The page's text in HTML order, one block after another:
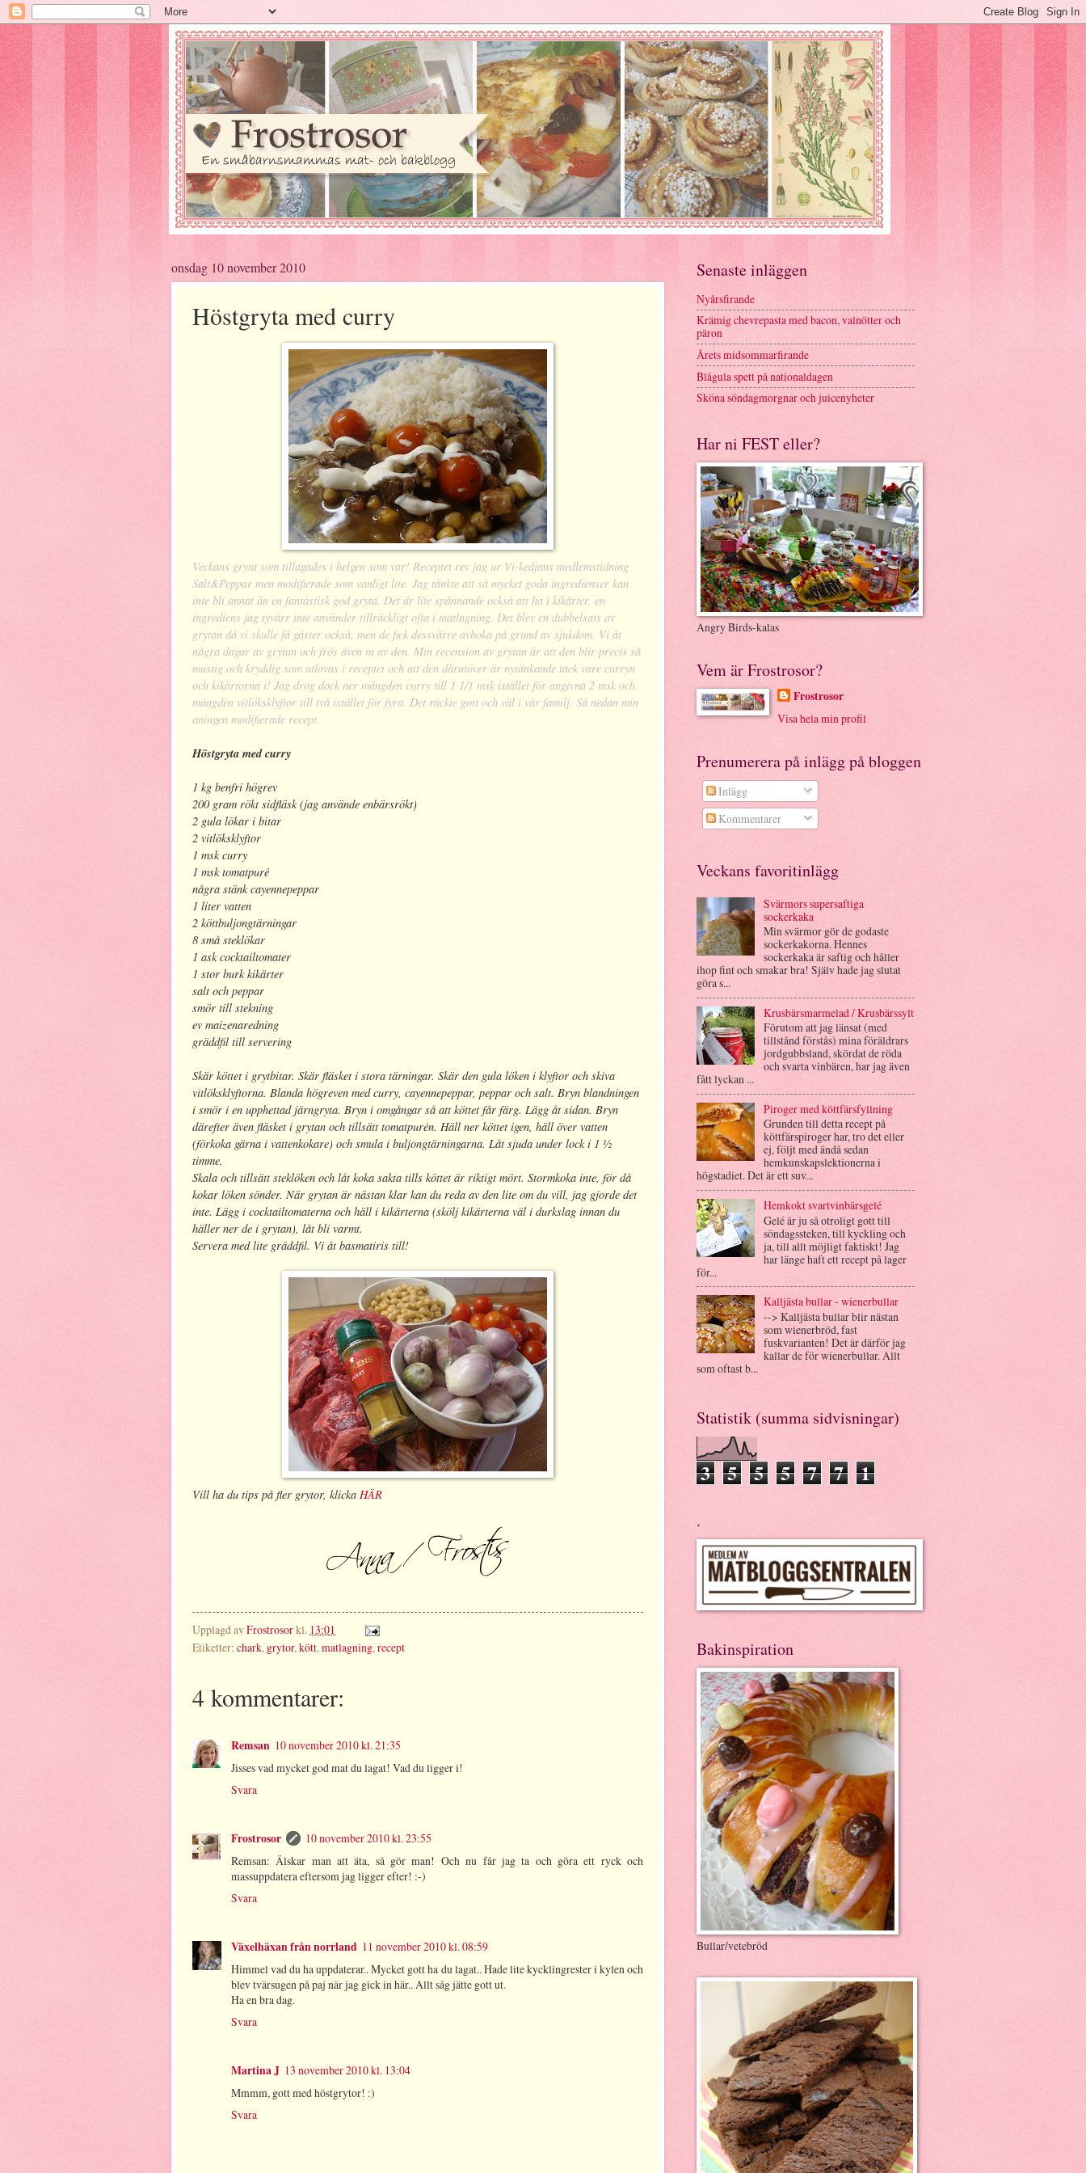
onsdag 10 november 2010
Höstgryta med curry
Veckans gryta som tillagades i helgen som var! Receptet rev jag ur Vi-kedjans medlemstidning
Salt&Peppar men modifierade som vanligt lite. Jag tänkte att så mycket goda ingredienser kan
inte bli annat än en fantastisk god gryta. Det är lite spännande också att ha i kikärter, en
ingrediens jag tyvärr inte använder tillräckligt ofta i matlagning. Det blev en dubbelsats av
grytan då vi skulle få gäster också, men de fick dessvärre avboka på grund av sjukdom. Vi åt
några dagar av grytan och frös även in av den. Min recension av grytan är att den blir precis så
mustig och kryddig som utlovas i receptet och att den därutöver är nytänkande tack vare curryn
och kikärtorna i! Jag drog dock ner mängden curry till 1 1/1 msk istället för angivna 2 msk och
mängden vitlöksklyftor till två istället för fyra. Det räckte gott och väl i vår familj. Så nedan min
aningen modifierade recept.
Höstgryta med curry
1 kg benfri högrev
200 gram rökt sidfläsk (jag använde enbärsrökt)
2 gula lökar i bitar
2 vitlöksklyftor
1 msk curry
1 msk tomatpuré
några stänk cayennepeppar
1 liter vatten
2 köttbuljongtärningar
8 små steklökar
1 ask cocktailtomater
1 stor burk kikärter
salt och peppar
smör till stekning
ev maizenaredning
gräddfil till servering
Skär köttet i grytbitar. Skär fläsket i stora tärningar. Skär den gula löken i klyftor och skiva
vitlöksklyftorna. Blanda högreven med curry, cayennepeppar, peppar och salt. Bryn blandningen
i smör i en upphettad järngryta. Bryn i omgångar så att köttet får färg. Lägg åt sidan. Bryn
därefter även fläsket i grytan och tillsätt tomatpurén. Häll ner köttet igen, häll över vatten
(förkoka gärna i vattenkokare) och smula i buljongtärningarna. Låt sjuda under lock i 1 ½
timme.
Skala och tillsätt steklöken och låt koka sakta tills köttet är riktigt mört. Stormkoka inte, för då
kokar löken sönder. När grytan är nästan klar kan du reda av den lite om du vill, jag gjorde det
inte. Lägg i cocktailtomaterna och häll i kikärterna (skölj kikärterna väl i durkslag innan du
häller ner de i grytan), låt bli varmt.
Servera med lite gräddfil. Vi åt basmatiris till!
Vill ha du tips på fler grytor, klicka HÄR
Upplagd avFrostrosorkl. 13:01
Etiketter: chark, grytor, kött, matlagning, recept
4 kommentarer:
Remsan 10 november 2010 kl. 21:35
Jisses vad mycket god mat du lagat! Vad du ligger i!
Svara
Frostrosor
10 november 2010 kl. 23:55
Remsan: Älskar man att äta, så gör man! Och nu får jag ta och göra ett ryck och
massuppdatera eftersom jag ligger efter! :-)
Svara
Växelhäxan från norrland 11 november 2010 kl. 08:59
Himmel vad du ha uppdaterar.. Mycket gott ha du lagat.. Hade lite kycklingrester i kylen och
blev tvärsugen på paj när jag gick in här.. Allt såg jätte gott ut.
Ha en bra dag.
Svara
Martina J 13 november 2010 kl. 13:04
Mmmm, gott med höstgrytor! :)
Svara
Senaste inläggen
Nyårsfirande
Krämig chevrepasta med bacon, valnötter och
päron
Årets midsommarfirande
Blågula spett på nationaldagen
Sköna söndagmorgnar och juicenyheter
Har ni FEST eller?
Angry Birds-kalas
Vem är Frostrosor?
Frostrosor
Visa hela min profil
Prenumerera på inlägg på bloggen
Inlägg
Kommentarer
Veckans favoritinlägg
Svärmors supersaftiga
sockerkaka
Min svärmor gör de godaste
sockerkakorna. Hennes
sockerkaka är saftig och håller
ihop fint och smakar bra! Själv hade jag slutat
göra s...
Krusbärsmarmelad / Krusbärssylt
Förutom att jag länsat (med
tillstånd förstås) mina föräldrars
jordgubbsland, skördat de röda
och svarta vinbären, har jag även
fått lyckan ...
Piroger med köttfärsfyllning
Grunden till detta recept på
köttfärspiroger har, tro det eller
ej, följt med ändå sedan
hemkunskapslektionerna i
högstadiet. Det är ett suv...
Hemkokt svartvinbärsgelé
Gelé är ju så otroligt gott till
söndagssteken, till kyckling och
ja, till allt möjligt faktiskt! Jag
har länge haft ett recept på lager
för...
Kalljästa bullar - wienerbullar
--> Kalljästa bullar blir nästan
som wienerbröd, fast
fuskvarianten! Det är därför jag
kallar de för wienerbullar. Allt
som oftast b...
Statistik (summa sidvisningar)
3 5 5 5 7 7 1
.
Bakinspiration
Bullar/vetebröd